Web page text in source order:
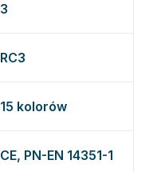
3
RC3
15 kolorów
CE, PN-EN 14351-1